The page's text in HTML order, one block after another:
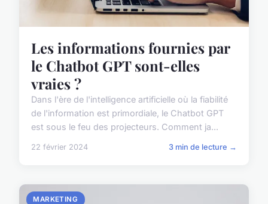
Les informations fournies par
le Chatbot GPT sont-elles
vraies ?
Dans l'ère de l'intelligence artificielle où la fiabilité
de l'information est primordiale, le Chatbot GPT
est sous le feu des projecteurs. Comment ja...
22 février 2024 3 min de lecture →
MARKETING